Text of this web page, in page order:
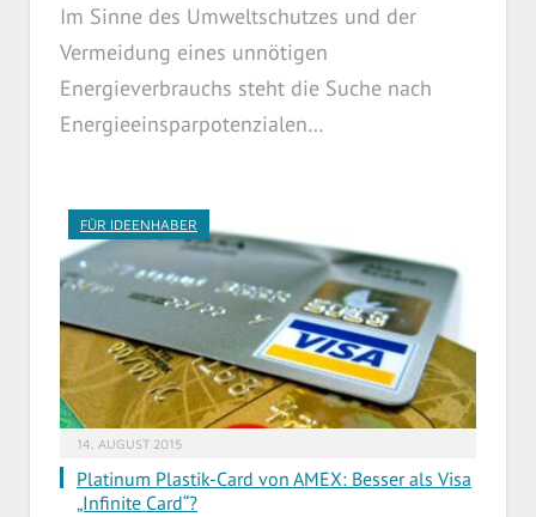
Im Sinne des Umweltschutzes und der
Vermeidung eines unnötigen
Energieverbrauchs steht die Suche nach
Energieeinsparpotenzialen…
FÜR IDEENHABER
14. AUGUST 2015
Platinum Plastik-Card von AMEX: Besser als Visa
„Infinite Card“?